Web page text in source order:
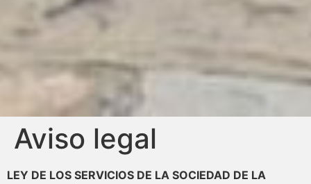
Aviso legal
LEY DE LOS SERVICIOS DE LA SOCIEDAD DE LA